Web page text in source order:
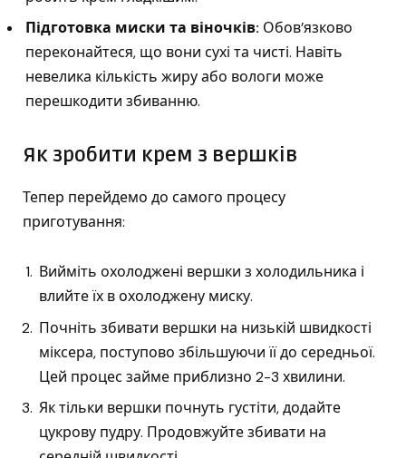
Підготовка миски та віночків: Обов’язково
переконайтеся, що вони сухі та чисті. Навіть
невелика кількість жиру або вологи може
перешкодити збиванню.
Як зробити крем з вершків
Тепер перейдемо до самого процесу
приготування:
Вийміть охолоджені вершки з холодильника і
влийте їх в охолоджену миску.
Почніть збивати вершки на низькій швидкості
міксера, поступово збільшуючи її до середньої.
Цей процес займе приблизно 2-3 хвилини.
Як тільки вершки почнуть густіти, додайте
цукрову пудру. Продовжуйте збивати на